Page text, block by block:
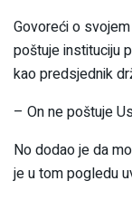
Govoreći o
poštuje instituciju
kao predsjednik
– On ne poštuje
No dodao je da
je u tom pogledu